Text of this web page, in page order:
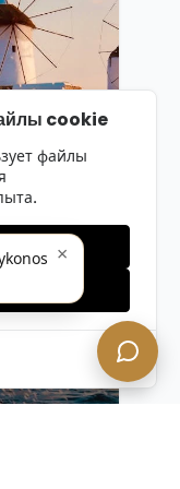
cookie
файлы
×